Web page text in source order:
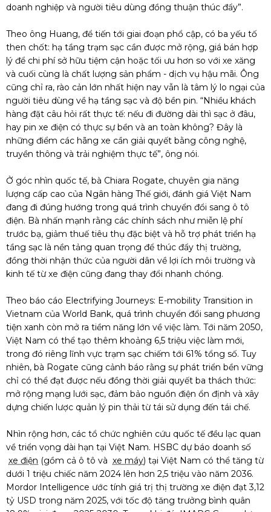
doanh nghiệp và người tiêu dùng đồng thuận thúc đẩy”.
Theo ông Huang, để tiến tới giai đoạn phổ cập, có ba yếu tố
then chốt: hạ tầng trạm sạc cần được mở rộng, giá bán hợp
lý để chi phí sở hữu tiệm cận hoặc tối ưu hơn so với xe xăng
và cuối cùng là chất lượng sản phẩm - dịch vụ hậu mãi. Ông
cũng chỉ ra, rào cản lớn nhất hiện nay vẫn là tâm lý lo ngại của
người tiêu dùng về hạ tầng sạc và độ bền pin. “Nhiều khách
hàng đặt câu hỏi rất thực tế: nếu đi đường dài thì sạc ở đâu,
hay pin xe điện có thực sự bền và an toàn không? Đây là
những điểm các hãng xe cần giải quyết bằng công nghệ,
truyền thông và trải nghiệm thực tế”, ông nói.
Ở góc nhìn quốc tế, bà Chiara Rogate, chuyên gia năng
lượng cấp cao của Ngân hàng Thế giới, đánh giá Việt Nam
đang đi đúng hướng trong quá trình chuyển đổi sang ô tô
điện. Bà nhấn mạnh rằng các chính sách như miễn lệ phí
trước bạ, giảm thuế tiêu thụ đặc biệt và hỗ trợ phát triển hạ
tầng sạc là nền tảng quan trọng để thúc đẩy thị trường,
đồng thời nhận thức của người dân về lợi ích môi trường và
kinh tế từ xe điện cũng đang thay đổi nhanh chóng.
Theo báo cáo Electrifying Journeys: E-mobility Transition in
Vietnam của World Bank, quá trình chuyển đổi sang phương
tiện xanh còn mở ra tiềm năng lớn về việc làm. Tới năm 2050,
Việt Nam có thể tạo thêm khoảng 6,5 triệu việc làm mới,
trong đó riêng lĩnh vực trạm sạc chiếm tới 61% tổng số. Tuy
nhiên, bà Rogate cũng cảnh báo rằng sự phát triển bền vững
chỉ có thể đạt được nếu đồng thời giải quyết ba thách thức:
mở rộng mạng lưới sạc, đảm bảo nguồn điện ổn định và xây
dựng chiến lược quản lý pin thải từ tái sử dụng đến tái chế.
Nhìn rộng hơn, các tổ chức nghiên cứu quốc tế đều lạc quan
về triển vọng dài hạn tại Việt Nam. HSBC dự báo doanh số
xe điện (gồm cả ô tô và xe máy) tại Việt Nam có thể tăng từ
dưới 1 triệu chiếc năm 2024 lên hơn 2,5 triệu vào năm 2036.
Mordor Intelligence ước tính giá trị thị trường xe điện đạt 3,12
tỷ USD trong năm 2025, với tốc độ tăng trưởng bình quân